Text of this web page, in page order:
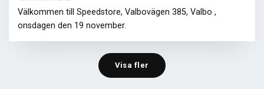
Välkommen till Speedstore, Valbovägen 385, Valbo ,
onsdagen den 19 november.
Visa fler